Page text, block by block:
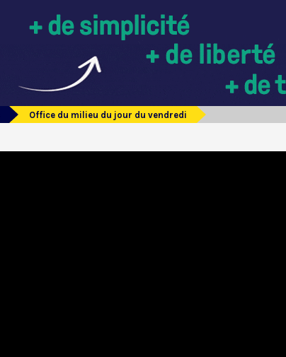
Office du milieu du jour du vendredi